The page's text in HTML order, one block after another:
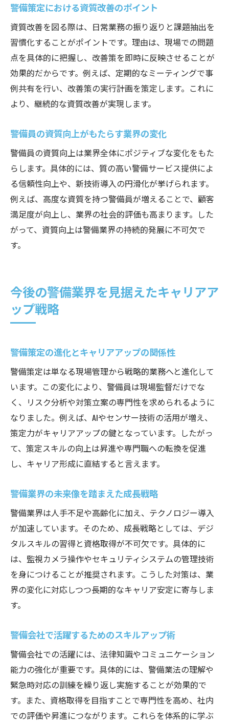
警備策定における資質改善のポイント
資質改善を図る際は、日常業務の振り返りと課題抽出を
習慣化することがポイントです。理由は、現場での問題
点を具体的に把握し、改善策を即時に反映させることが
効果的だからです。例えば、定期的なミーティングで事
例共有を行い、改善策の実行計画を策定します。これに
より、継続的な資質改善が実現します。
警備員の資質向上がもたらす業界の変化
警備員の資質向上は業界全体にポジティブな変化をもた
らします。具体的には、質の高い警備サービス提供によ
る信頼性向上や、新技術導入の円滑化が挙げられます。
例えば、高度な資質を持つ警備員が増えることで、顧客
満足度が向上し、業界の社会的評価も高まります。した
がって、資質向上は警備業界の持続的発展に不可欠で
す。
今後の警備業界を見据えたキャリアア
ップ戦略
警備策定の進化とキャリアアップの関係性
警備策定は単なる現場管理から戦略的業務へと進化して
います。この変化により、警備員は現場監督だけでな
く、リスク分析や対策立案の専門性を求められるように
なりました。例えば、AIやセンサー技術の活用が増え、
策定力がキャリアアップの鍵となっています。したがっ
て、策定スキルの向上は昇進や専門職への転換を促進
し、キャリア形成に直結すると言えます。
警備業界の未来像を踏まえた成長戦略
警備業界は人手不足や高齢化に加え、テクノロジー導入
が加速しています。そのため、成長戦略としては、デジ
タルスキルの習得と資格取得が不可欠です。具体的に
は、監視カメラ操作やセキュリティシステムの管理技術
を身につけることが推奨されます。こうした対策は、業
界の変化に対応しつつ長期的なキャリア安定に寄与しま
す。
警備会社で活躍するためのスキルアップ術
警備会社での活躍には、法律知識やコミュニケーション
能力の強化が重要です。具体的には、警備業法の理解や
緊急時対応の訓練を繰り返し実施することが効果的で
す。また、資格取得を目指すことで専門性を高め、社内
での評価や昇進につながります。これらを体系的に学ぶ